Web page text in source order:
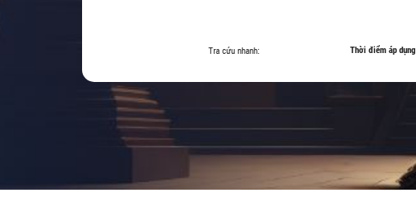
Tra cứu nhanh: Thời điểm áp dụng